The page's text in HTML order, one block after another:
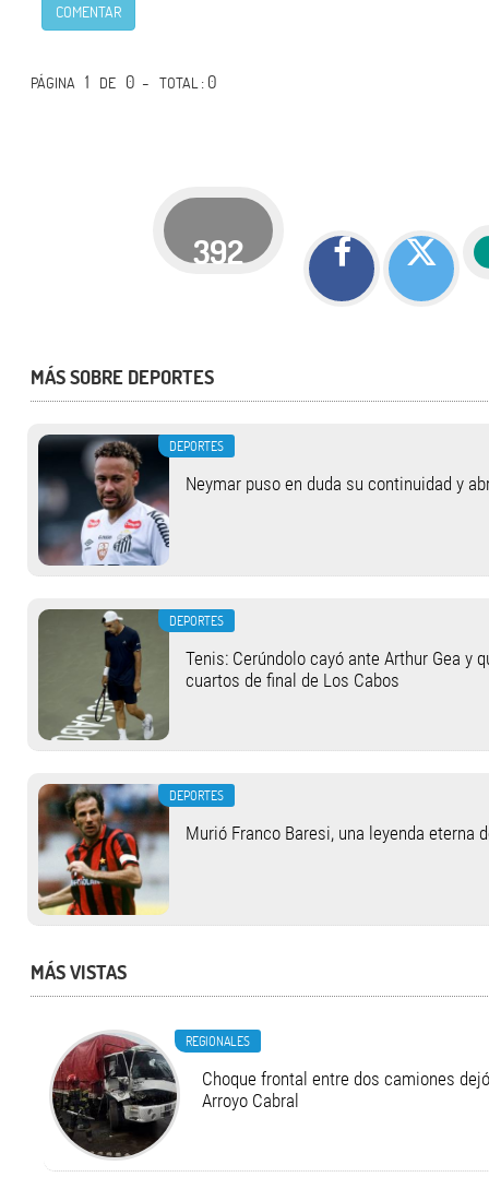
COMENTAR
PÁGINA 1 DE 0 -TOTAL: 0
392
MÁS SOBRE DEPORTES
DEPORTES
Neymar puso en duda su continuidad y
DEPORTES
Tenis: Cerúndolo cayó ante Arthur Gea y
cuartos de final de Los Cabos
DEPORTES
Murió Franco Baresi, una leyenda eterna
MÁS VISTAS
REGIONALES
Choque frontal entre dos camiones
Arroyo Cabral